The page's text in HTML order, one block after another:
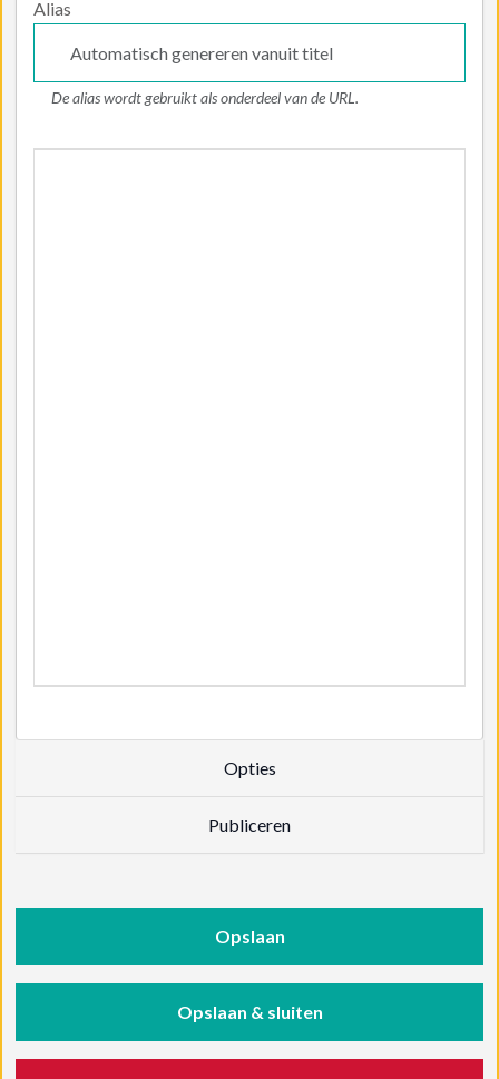
Alias
De alias wordt gebruikt als onderdeel van de URL.
Opties
Publiceren
Opslaan
Opslaan & sluiten